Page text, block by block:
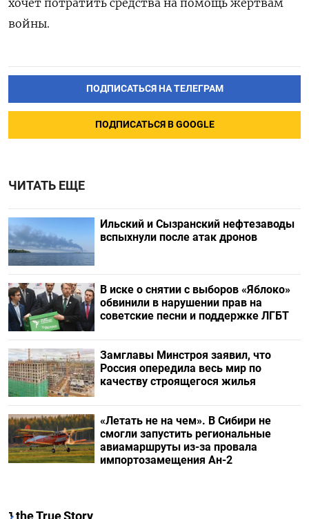
войны.
ПОДПИСАТЬСЯ НА ТЕЛЕГРАМ
ПОДПИСАТЬСЯ В GOOGLE
ЧИТАТЬ ЕЩЕ
Ильский и Сызранский нефтезаводы
вспыхнули после атак дронов
В иске о снятии с выборов «Яблоко»
обвинили в нарушении прав на
советские песни и поддержке ЛГБТ
Замглавы Минстроя заявил, что
Россия опередила весь мир по
качеству строящегося жилья
«Летать не на чем». В Сибири не
смогли запустить региональные
авиамаршруты из-за провала
импортозамещения Ан-2